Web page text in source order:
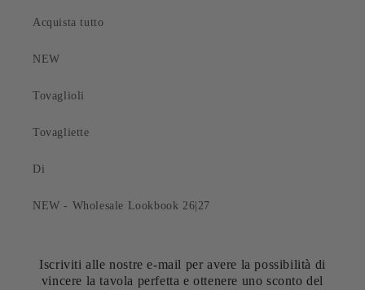
Acquista tutto
NEW
Tovaglioli
Tovagliette
Di
NEW - Wholesale Lookbook 26|27
Iscriviti alle nostre e-mail per avere la possibilità di
vincere la tavola perfetta e ottenere uno sconto del